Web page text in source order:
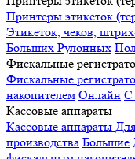
Принтеры этикеток
Этикеток, чеков,
Больших Рулонных
Фискальные
Фискальные
накопителем Онлайн С
Кассовые аппараты
Кассовые аппараты
производства Большие